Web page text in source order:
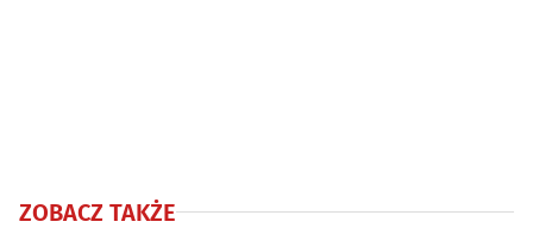
ZOBACZ TAKŻE